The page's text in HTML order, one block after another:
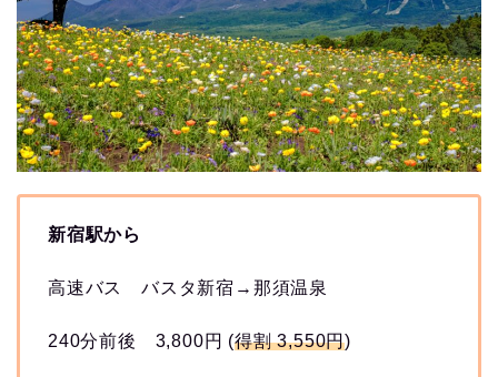
新宿駅から
高速バス バスタ新宿→那須温泉
240分前後 3,800円 (得割 3,550円)